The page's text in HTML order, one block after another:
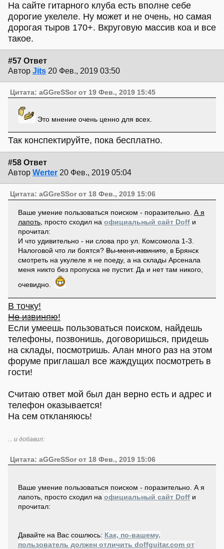
На сайте гитарного клуба есть вполне себе
дорогие укелеле. Ну может и не очень, но самая
дорогая тыров 170+. Вкруговую массив коа и все
такое.
#57 Ответ
Автор Jits 20 Фев., 2019 03:50
Цитата: aGGreSSor от 19 Фев., 2019 15:45
Это мнение очень ценно для всех.
Так конспектируйте, пока бесплатно.
#58 Ответ
Автор Werter 20 Фев., 2019 05:04
Цитата: aGGreSSor от 18 Фев., 2019 15:06
Ваше умение пользоваться поиском - поразительно. А я
лапоть, просто сходил на официальный сайт Doffи
прочитал:
И что удивительно - ни слова про ул. Комсомола 1-3.
Налоговой что ли боятся?Вы меня извините, в Брянск
смотреть на укулеле я не поеду, а на склады Арсенала
меня никто без пропуска не пустит. Да и нет там никого,
очевидно.
В точку!
Не извиняю!
Если умеешь пользоваться поиском, найдешь
телефоны, позвонишь, договоришься, придешь
на склады, посмотришь. Алан много раз на этом
форуме приглашал все жаждущих посмотреть в
гости!
Считаю ответ мой был дан верно есть и адрес и
телефон оказывается!
На сем откланяюсь!
... и добавил:
Цитата: aGGreSSor от 18 Фев., 2019 15:06
Ваше умение пользоваться поиском - поразительно. А я
лапоть, просто сходил на официальный сайт Doffи
прочитал:
Давайте на Вас сошлюсь: Как, по-вашему,
пользователь должен отличить doffguitar.com от